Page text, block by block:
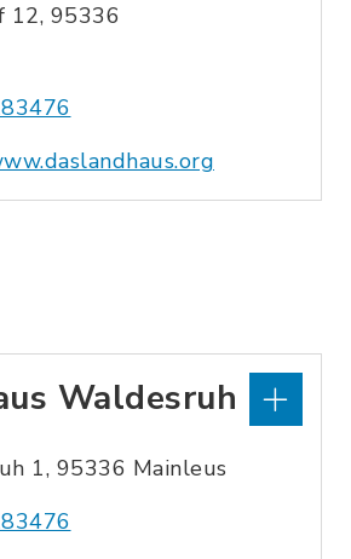
12, 95336
Waldesruh
1, 95336 Mainleus